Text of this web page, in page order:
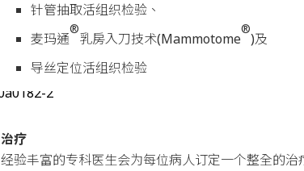
针管抽取活组织检验、
麦玛通
®
乳房入刀技术(Mammotome
®
)及
导丝定位活组织检验
治疗
经验丰富的专科医生会为每位病人订定一个整全的